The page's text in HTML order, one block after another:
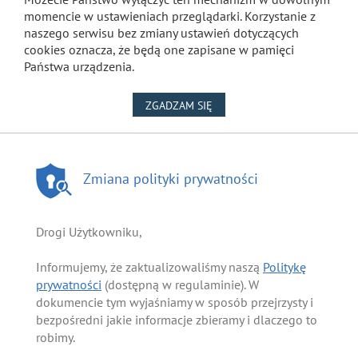
momencie w ustawieniach przeglądarki. Korzystanie z
naszego serwisu bez zmiany ustawień dotyczących
cookies oznacza, że będą one zapisane w pamięci
Państwa urządzenia.
ZGADZAM SIĘ
Zmiana polityki prywatności
Drogi Użytkowniku,
Informujemy, że zaktualizowaliśmy naszą Politykę
prywatności (dostępną w regulaminie). W
dokumencie tym wyjaśniamy w sposób przejrzysty i
bezpośredni jakie informacje zbieramy i dlaczego to
robimy.